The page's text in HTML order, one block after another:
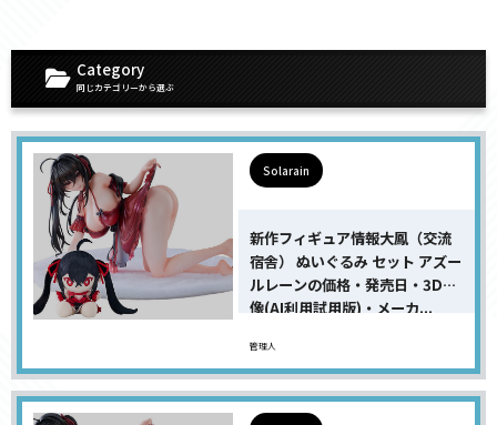
Category
同じカテゴリーから選ぶ
Solarain
新作フィギュア情報大鳳（交流
宿舎） ぬいぐるみ セット アズー
ルレーンの価格・発売日・3D画
像(AI利用試用版)・メーカ...
管理人